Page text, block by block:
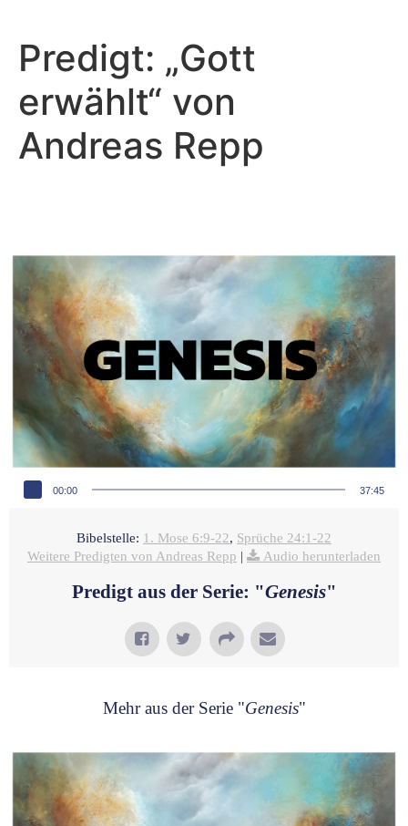
Predigt: „Gott
erwählt“ von
Andreas Repp
Audio-Player
00:00 37:45
Bibelstelle: 1. Mose 6:9-22, Sprüche 24:1-22
Weitere Predigten von Andreas Repp | Audio herunterladen
Predigt aus der Serie: "Genesis"
Mehr aus der Serie "Genesis"